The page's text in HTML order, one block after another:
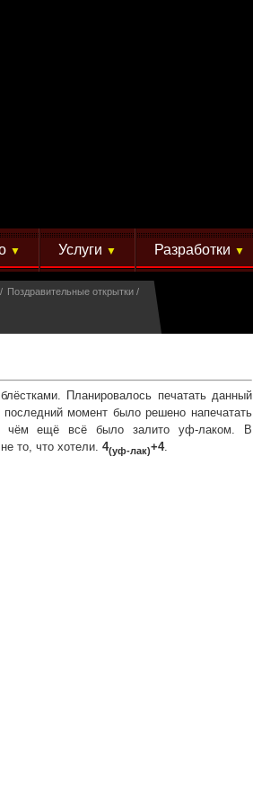
▼ Услуги ▼ Разработки ▼
Поздравительные открытки
Планировалось печатать данный
момент было решено напечатать
чём ещё всё было залито уф-лаком. В
то, что хотели. 4(уф-лак)+4.